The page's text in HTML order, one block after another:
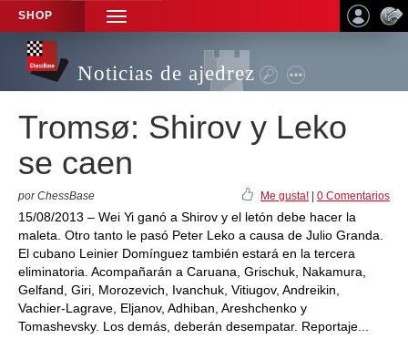
SHOP
TOGGLE
NAVIGATION
Noticias de ajedrez
Tromsø: Shirov y Leko
se caen
por ChessBase Me gusta! 0 Comentarios
15/08/2013 – Wei Yi ganó a Shirov y el letón debe hacer la
maleta. Otro tanto le pasó Peter Leko a causa de Julio Granda.
El cubano Leinier Domínguez también estará en la tercera
eliminatoria. Acompañarán a Caruana, Grischuk, Nakamura,
Gelfand, Giri, Morozevich, Ivanchuk, Vitiugov, Andreikin,
Vachier-Lagrave, Eljanov, Adhiban, Areshchenko y
Tomashevsky. Los demás, deberán desempatar. Reportaje...